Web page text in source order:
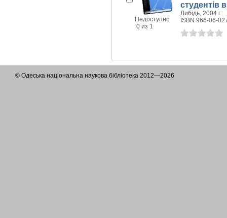
Недоступно
0 из 1
студентів
Либідь, 2004 г.
ISBN 966-06-
© Одеська національна наукова бібліотека 2012—2026